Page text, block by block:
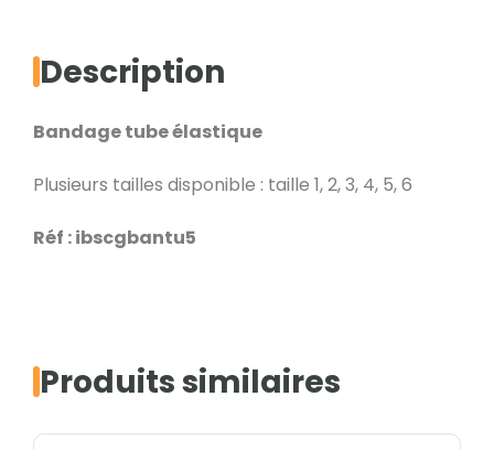
Description
Bandage tube élastique
Plusieurs tailles disponible : taille 1, 2, 3, 4, 5, 6
Réf : ibscgbantu5
Produits similaires